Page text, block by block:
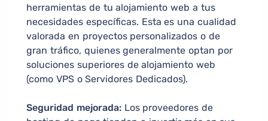
herramientas de tu alojamiento web a tus
necesidades específicas. Esta es una cualidad
valorada en proyectos personalizados o de
gran tráfico, quienes generalmente optan por
soluciones superiores de alojamiento web
(como VPS o Servidores Dedicados).
Seguridad mejorada:Los proveedores de